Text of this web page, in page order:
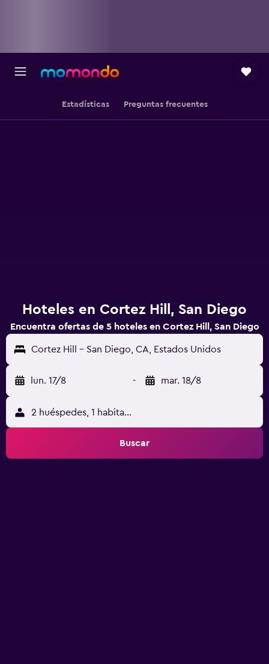
Estadísticas Preguntas frecuentes
Hoteles en Cortez Hill, San Diego
Encuentra ofertas de 5 hoteles en Cortez Hill, San Diego
Cortez Hill - San Diego, CA, Estados Unidos
lun. 17/8 - mar. 18/8
2 huéspedes, 1 habitación
Buscar